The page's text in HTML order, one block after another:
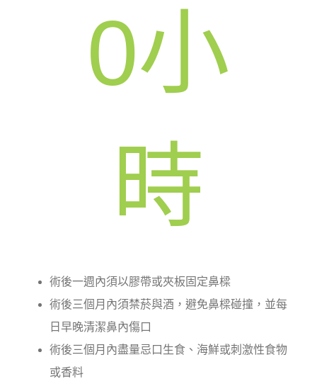
0小
時
術後一週內須以膠帶或夾板固定鼻樑
術後三個月內須禁菸與酒，避免鼻樑碰撞，並每
日早晚清潔鼻內傷口
術後三個月內盡量忌口生食、海鮮或刺激性食物
或香料